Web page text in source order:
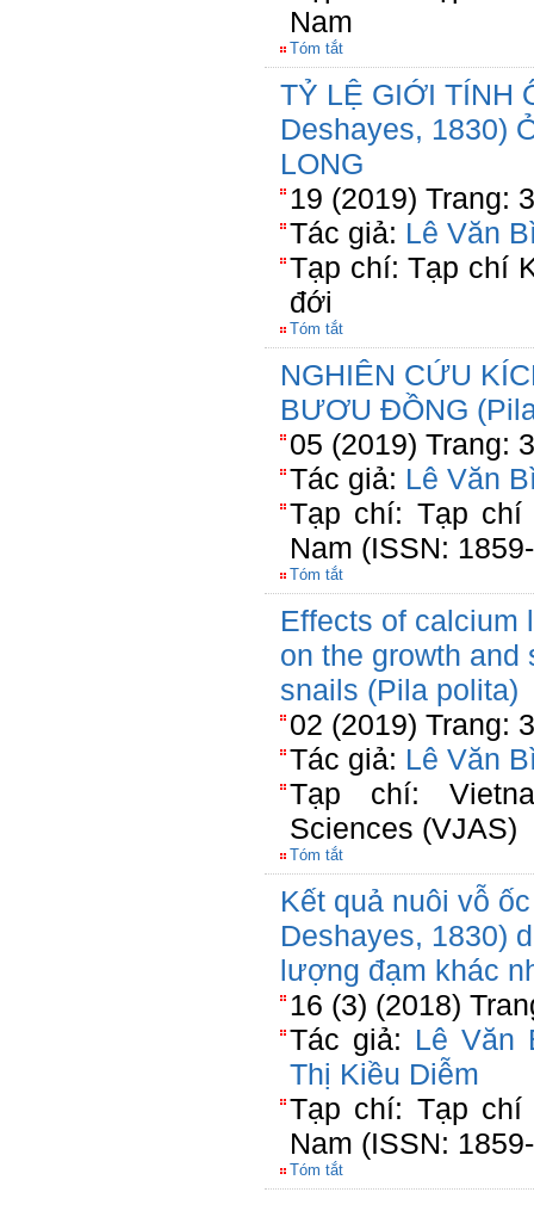
Nam
Tóm tắt
TỶ LỆ GIỚI TÍNH
Deshayes, 1830)
LONG
19 (2019) Trang:
Tác giả: Lê Văn
Tạp chí: Tạp chí
đới
Tóm tắt
NGHIÊN CỨU
BƯƠU ĐỒNG
05 (2019) Trang:
Tác giả: Lê Văn
Tạp chí: Tạp chí
Nam (ISSN:
Tóm tắt
Effects of calcium
on the growth and
snails (Pila polita)
02 (2019) Trang:
Tác giả: Lê Văn
Tạp chí:
Sciences (VJAS)
Tóm tắt
Kết quả nuôi vỗ
Deshayes, 1830)
lượng đạm khác
16 (3) (2018)
Tác giả: Lê Văn
Thị Kiều Diễm
Tạp chí: Tạp chí
Nam (ISSN:
Tóm tắt